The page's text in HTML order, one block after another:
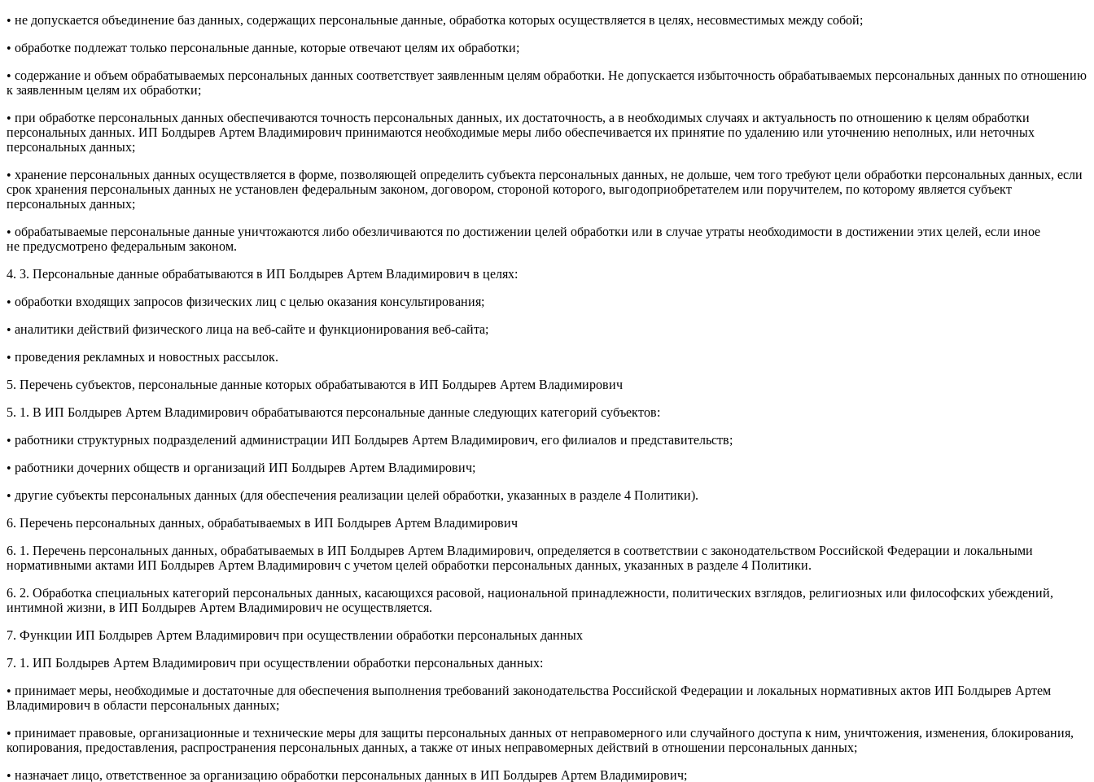
• не допускается объединение баз данных, содержащих персональные данные, обработка которых осуществляется в целях, несовместимых между собой;
• обработке подлежат только персональные данные, которые отвечают целям их обработки;
• содержание и объем обрабатываемых персональных данных соответствует заявленным целям обработки. Не допускается избыточность обрабатываемых персональных данных по отношению
к заявленным целям их обработки;
• при обработке персональных данных обеспечиваются точность персональных данных, их достаточность, а в необходимых случаях и актуальность по отношению к целям обработки
персональных данных. ИП Болдырев Артем Владимирович принимаются необходимые меры либо обеспечивается их принятие по удалению или уточнению неполных, или неточных
персональных данных;
• хранение персональных данных осуществляется в форме, позволяющей определить субъекта персональных данных, не дольше, чем того требуют цели обработки персональных данных, если
срок хранения персональных данных не установлен федеральным законом, договором, стороной которого, выгодоприобретателем или поручителем, по которому является субъект
персональных данных;
• обрабатываемые персональные данные уничтожаются либо обезличиваются по достижении целей обработки или в случае утраты необходимости в достижении этих целей, если иное
не предусмотрено федеральным законом.
4. 3. Персональные данные обрабатываются в ИП Болдырев Артем Владимирович в целях:
• обработки входящих запросов физических лиц с целью оказания консультирования;
• аналитики действий физического лица на веб-сайте и функционирования веб-сайта;
• проведения рекламных и новостных рассылок.
5. Перечень субъектов, персональные данные которых обрабатываются в ИП Болдырев Артем Владимирович
5. 1. В ИП Болдырев Артем Владимирович обрабатываются персональные данные следующих категорий субъектов:
• работники структурных подразделений администрации ИП Болдырев Артем Владимирович, его филиалов и представительств;
• работники дочерних обществ и организаций ИП Болдырев Артем Владимирович;
• другие субъекты персональных данных (для обеспечения реализации целей обработки, указанных в разделе 4 Политики).
6. Перечень персональных данных, обрабатываемых в ИП Болдырев Артем Владимирович
6. 1. Перечень персональных данных, обрабатываемых в ИП Болдырев Артем Владимирович, определяется в соответствии с законодательством Российской Федерации и локальными
нормативными актами ИП Болдырев Артем Владимирович с учетом целей обработки персональных данных, указанных в разделе 4 Политики.
6. 2. Обработка специальных категорий персональных данных, касающихся расовой, национальной принадлежности, политических взглядов, религиозных или философских убеждений,
интимной жизни, в ИП Болдырев Артем Владимирович не осуществляется.
7. Функции ИП Болдырев Артем Владимирович при осуществлении обработки персональных данных
7. 1. ИП Болдырев Артем Владимирович при осуществлении обработки персональных данных:
• принимает меры, необходимые и достаточные для обеспечения выполнения требований законодательства Российской Федерации и локальных нормативных актов ИП Болдырев Артем
Владимирович в области персональных данных;
• принимает правовые, организационные и технические меры для защиты персональных данных от неправомерного или случайного доступа к ним, уничтожения, изменения, блокирования,
копирования, предоставления, распространения персональных данных, а также от иных неправомерных действий в отношении персональных данных;
• назначает лицо, ответственное за организацию обработки персональных данных в ИП Болдырев Артем Владимирович;